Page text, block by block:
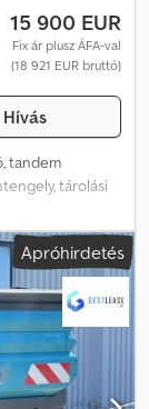
15 900 EUR
Fix ár plusz ÁFA-val
(18 921 EUR bruttó)
Hívás
tandem
tárolási
Apróhirdetés